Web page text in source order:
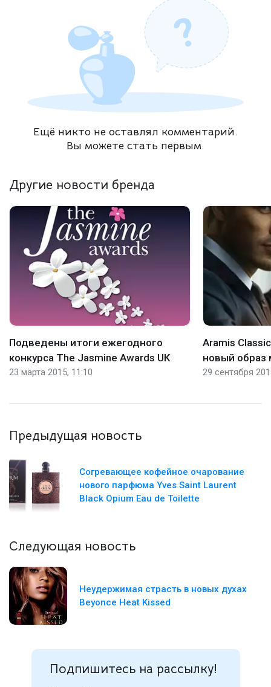
Ещё никто не оставлял комментарий.
Вы можете стать первым.
Другие новости бренда
Подведены итоги ежегодного
конкурса The Jasmine Awards UK
23 марта 2015, 11:10
Aramis
новый образ
29 сентября
Предыдущая новость
Согревающее кофейное очарование
нового парфюма Yves Saint Laurent
Black Opium Eau de Toilette
Следующая новость
Неудержимая страсть в новых духах
Beyonce Heat Kissed
Подпишитесь на рассылку!